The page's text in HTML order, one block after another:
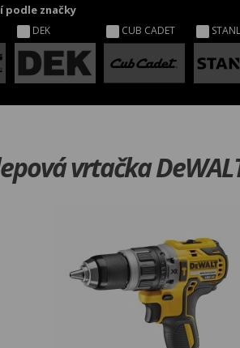
podle značky
DEK CUB CADET
vrtačka